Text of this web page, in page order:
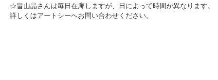
☆畠山晶さんは毎日在廊しますが、日によって時間が異なります。
詳しくはアートシーへお問い合わせください。